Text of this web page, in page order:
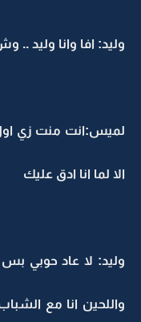
وليد: افا وانا وليد
لميس:انت منت زي اول
الا لما انا ادق عليك
وليد: لا عاد حوبي
واللحين انا مع